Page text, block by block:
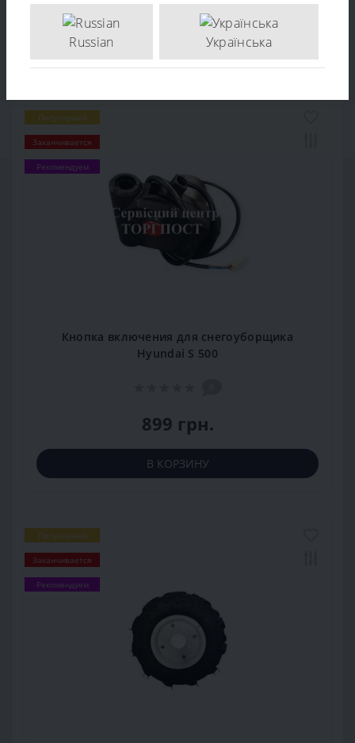
1 199 грн.
В КОРЗИНУ
Популярный
Заканчивается
Рекомендуем
Кнопка включения для снегоуборщика
Hyundai S 500
899 грн.
В КОРЗИНУ
Популярный
Заканчивается
Рекомендуем
Russian Українська